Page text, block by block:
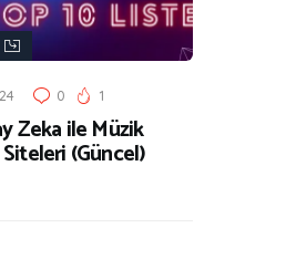
0 1
Zeka ile Müzik
(Güncel)